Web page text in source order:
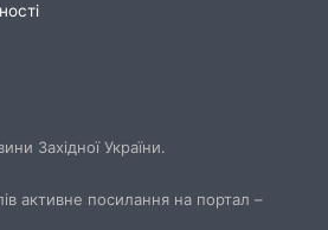
Західної України.
активне посилання на портал –